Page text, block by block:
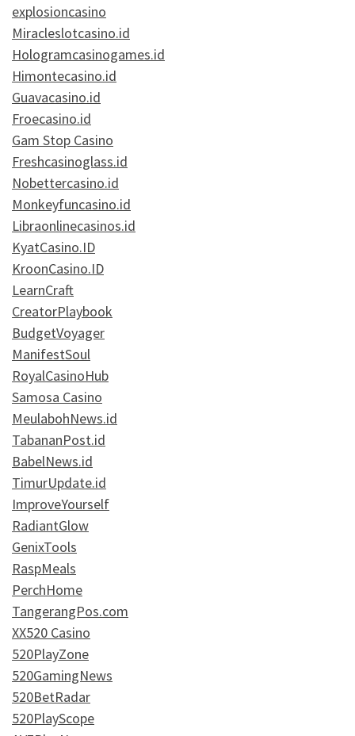
explosioncasino
Miracleslotcasino.id
Hologramcasinogames.id
Himontecasino.id
Guavacasino.id
Froecasino.id
Gam Stop Casino
Freshcasinoglass.id
Nobettercasino.id
Monkeyfuncasino.id
Libraonlinecasinos.id
KyatCasino.ID
KroonCasino.ID
LearnCraft
CreatorPlaybook
BudgetVoyager
ManifestSoul
RoyalCasinoHub
Samosa Casino
MeulabohNews.id
TabananPost.id
BabelNews.id
TimurUpdate.id
ImproveYourself
RadiantGlow
GenixTools
RaspMeals
PerchHome
TangerangPos.com
XX520 Casino
520PlayZone
520GamingNews
520BetRadar
520PlayScope